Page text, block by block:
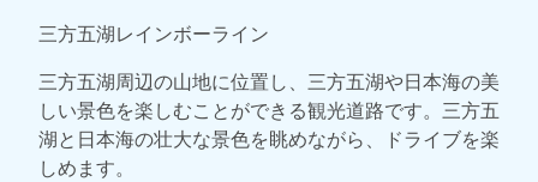
三方五湖レインボーライン
三方五湖周辺の山地に位置し、三方五湖や日本海の美
しい景色を楽しむことができる観光道路です。三方五
湖と日本海の壮大な景色を眺めながら、ドライブを楽
しめます。